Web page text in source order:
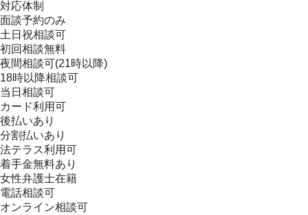
対応体制
面談予約のみ
土日祝相談可
初回相談無料
夜間相談可(21時以降)
18時以降相談可
当日相談可
カード利用可
後払いあり
分割払いあり
法テラス利用可
着手金無料あり
女性弁護士在籍
電話相談可
オンライン相談可